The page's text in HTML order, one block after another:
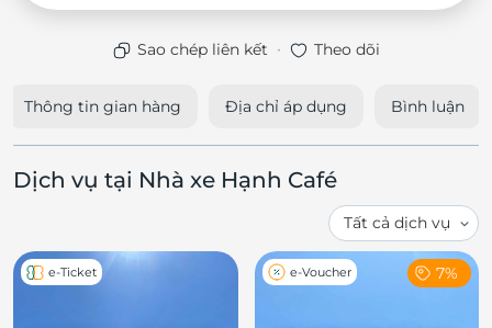
Sao chép liên kết · Theo dõi
Thông tin gian hàng Địa chỉ áp dụng Bình luận
Dịch vụ tại Nhà xe Hạnh Café
e-Ticket e-Voucher 7%